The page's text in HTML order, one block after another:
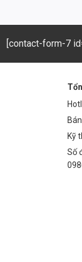
[contact-form-7
Kỹ
Số